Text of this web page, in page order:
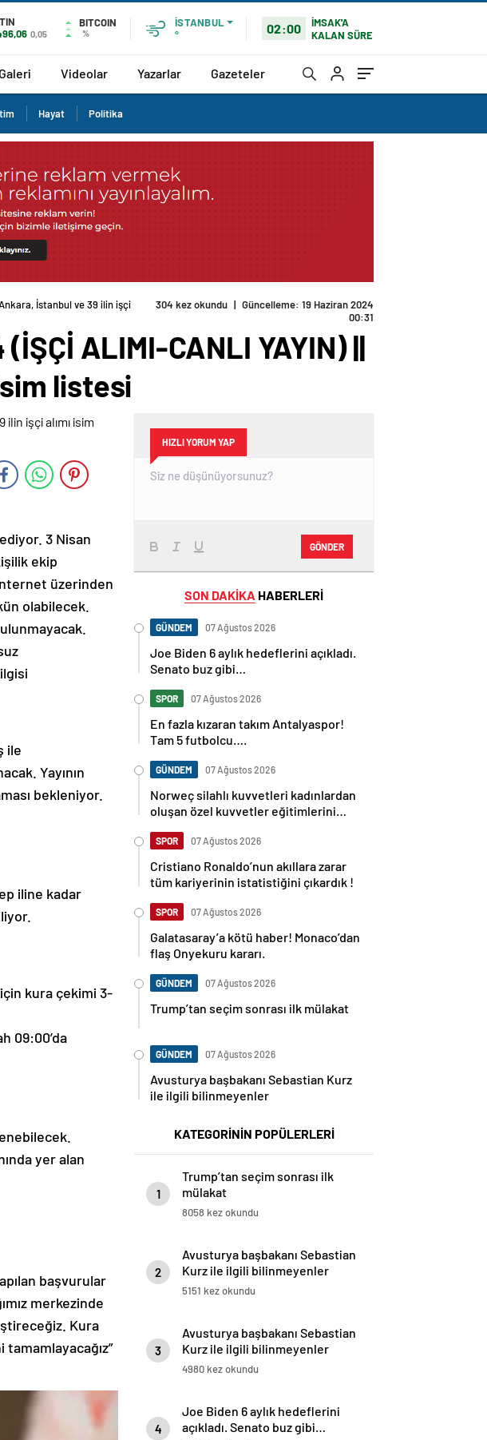
0,05
BITCOIN
%
İSTANBUL
°
02:00
İMSAK'A
KALAN SÜRE
Videolar Yazarlar Gazeteler
Hayat Politika
Ankara, İstanbul ve 39 ilin işçi
304 kez okundu | Güncelleme: 19 Haziran 2024
00:31
ALIMI-CANLI YAYIN) ||
listesi
3 Nisan
ekip
üzerinden
olabilecek.
ile
Yayının
bekleniyor.
iline kadar
için kura çekimi 3-
09:00’da
yer alan
başvurular
merkezinde
Kura
HIZLI YORUM YAP
GÖNDER
SON DAKİKA HABERLERİ
GÜNDEM 07 Ağustos 2026
Joe Biden 6 aylık hedeflerini açıkladı.
Senato buz gibi…
SPOR 07 Ağustos 2026
En fazla kızaran takım Antalyaspor!
Tam 5 futbolcu….
GÜNDEM 07 Ağustos 2026
Norweç silahlı kuvvetleri kadınlardan
oluşan özel kuvvetler eğitimlerini
SPOR 07 Ağustos 2026
Cristiano Ronaldo’nun akıllara zarar
tüm kariyerinin istatistiğini çıkardık !
SPOR 07 Ağustos 2026
Galatasaray’a kötü haber! Monaco’dan
flaş Onyekuru kararı.
GÜNDEM 07 Ağustos 2026
Trump’tan seçim sonrası ilk mülakat
GÜNDEM 07 Ağustos 2026
Avusturya başbakanı Sebastian Kurz
ile ilgili bilinmeyenler
KATEGORİNİN POPÜLERLERİ
1
Trump’tan seçim sonrası ilk
mülakat
8058 kez okundu
2
Avusturya başbakanı Sebastian
Kurz ile ilgili bilinmeyenler
5151 kez okundu
3
Avusturya başbakanı Sebastian
Kurz ile ilgili bilinmeyenler
4980 kez okundu
4
Joe Biden 6 aylık hedeflerini
açıkladı. Senato buz gibi…